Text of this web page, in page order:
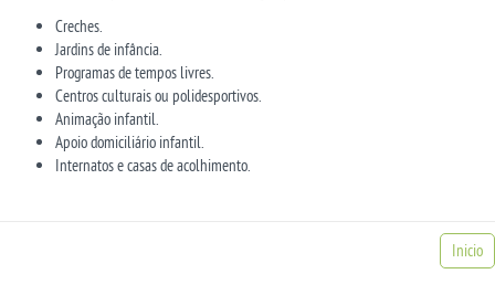
Creches.
Jardins de infância.
Programas de tempos livres.
Centros culturais ou polidesportivos.
Animação infantil.
Apoio domiciliário infantil.
Internatos e casas de acolhimento.
Inicio